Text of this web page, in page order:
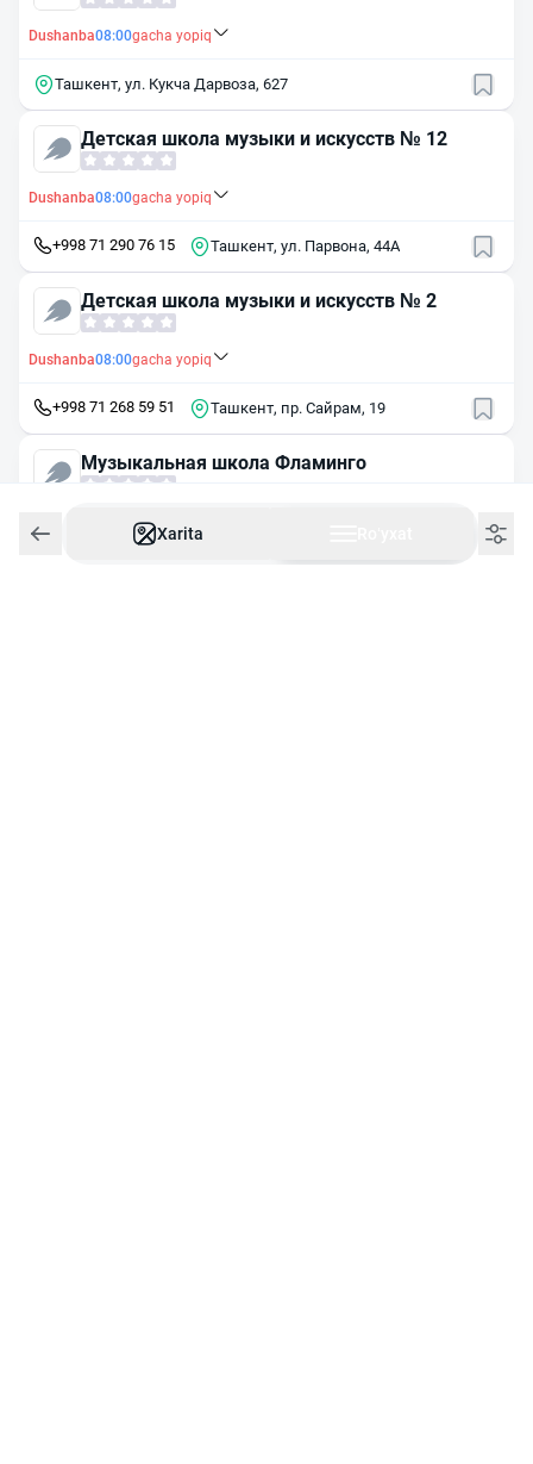
Dushanba08:00gacha yopiq
Ташкент, ул. Кукча Дарвоза, 627
Детская школа музыки и искусств № 12
Dushanba08:00gacha yopiq
+998 71 290 76 15 Ташкент, ул. Парвона, 44А
Детская школа музыки и искусств № 2
Dushanba08:00gacha yopiq
+998 71 268 59 51 Ташкент, пр. Сайрам, 19
Музыкальная школа Фламинго
Xarita